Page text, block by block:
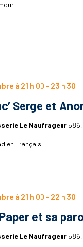
Serge et
à 21 h 00 - 23 h 30
Le Naufrageur
Français
et sa
à 21 h 00 - 22 h 30
Le Naufrageur